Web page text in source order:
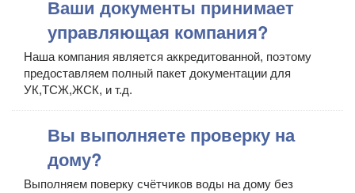
Ваши документы принимает
управляющая компания?
Наша компания является аккредитованной, поэтому
предоставляем полный пакет документации для
УК,ТСЖ,ЖСК, и т.д.
Вы выполняете проверку на
дому?
Выполняем поверку счётчиков воды на дому без